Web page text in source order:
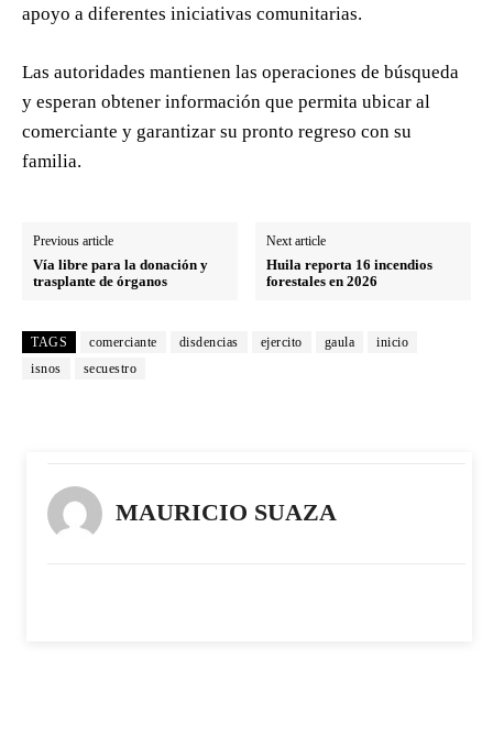
apoyo a diferentes iniciativas comunitarias.
Las autoridades mantienen las operaciones de búsqueda
y esperan obtener información que permita ubicar al
comerciante y garantizar su pronto regreso con su
familia.
Previous article
Vía libre para la donación y
trasplante de órganos
Next article
Huila reporta 16 incendios
forestales en 2026
TAGS comerciante disdencias ejercito gaula
inicio
isnos
secuestro
MAURICIO SUAZA